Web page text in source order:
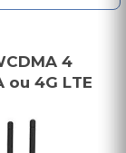
4
4G LTE